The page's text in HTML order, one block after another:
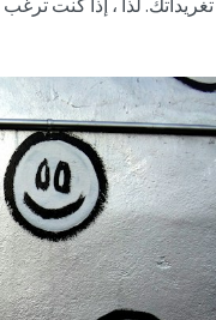
تغريداتك. لذا ، إذا كنت